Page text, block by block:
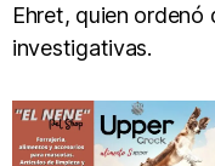
Ehret, quien ordenó
investigativas.